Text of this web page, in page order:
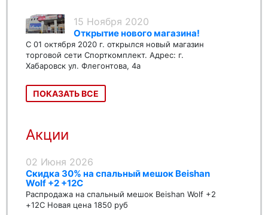
15 Ноября 2020
Открытие нового магазина!
С 01 октября 2020 г. открылся новый магазин
торговой сети Спорткомплект. Адрес: г.
Хабаровск ул. Флегонтова, 4а
ПОКАЗАТЬ ВСЕ
Акции
02 Июня 2026
Скидка 30% на спальный мешок Beishan
Wolf +2 +12C
Распродажа на спальный мешок Beishan Wolf +2
+12C Новая цена 1850 руб